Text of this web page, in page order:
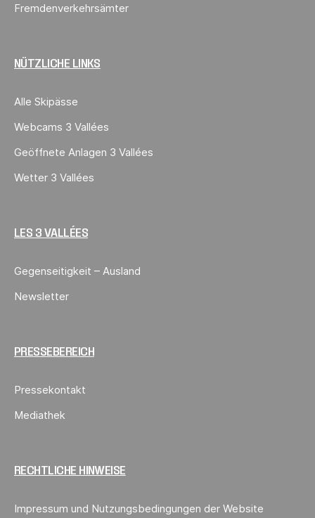
Fremdenverkehrsämter
NÜTZLICHE LINKS
Alle Skipässe
Webcams 3 Vallées
Geöffnete Anlagen 3 Vallées
Wetter 3 Vallées
LES 3 VALLÉES
Gegenseitigkeit – Ausland
Newsletter
PRESSEBEREICH
Pressekontakt
Mediathek
RECHTLICHE HINWEISE
Impressum und Nutzungsbedingungen der Website